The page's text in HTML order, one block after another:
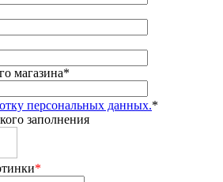
магазина*
персональных данных.*
заполнения
*